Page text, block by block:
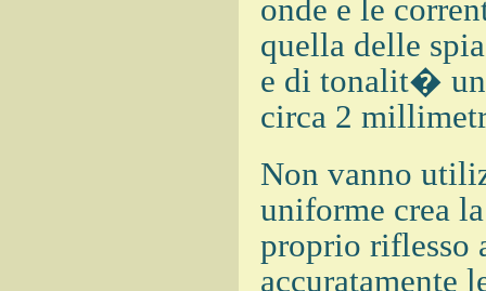
onde e le
quella delle
e di tonalit�
circa 2
Non vanno
uniforme crea
proprio riflesso
accuratamente